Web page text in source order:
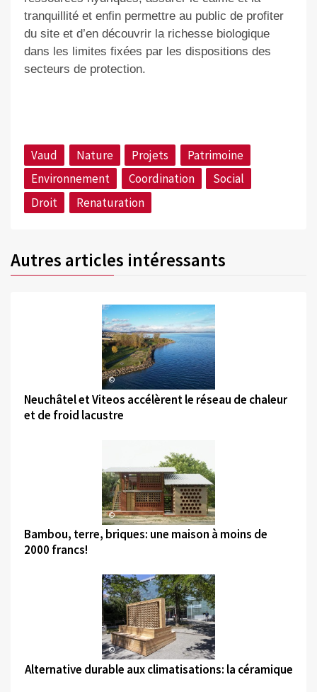
tranquillité et enfin permettre au public de profiter
du site et d’en découvrir la richesse biologique
dans les limites fixées par les dispositions des
secteurs de protection.
Vaud Nature Projets
Patrimoine
Environnement
Coordination
Social
Droit
Renaturation
Autres articles intéressants
©
Neuchâtel et Viteos accélèrent le réseau de chaleur
et de froid lacustre
©
Bambou, terre, briques: une maison à moins de
2000 francs!
©
Alternative durable aux climatisations: la céramique